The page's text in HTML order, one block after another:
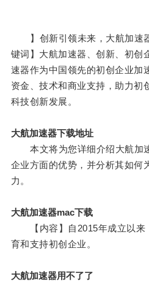
】创新引领未来，大航加速
键词】大航加速器、创新、初创
速器作为中国领先的初创企业加
资金、技术和商业支持，助力初
科技创新发展。
大航加速器下载地址
本文将为您详细介绍大航加
企业方面的优势，并分析其如何
力。
大航加速器mac下载
【内容】自2015年成立以来
育和支持初创企业。
大航加速器用不了了